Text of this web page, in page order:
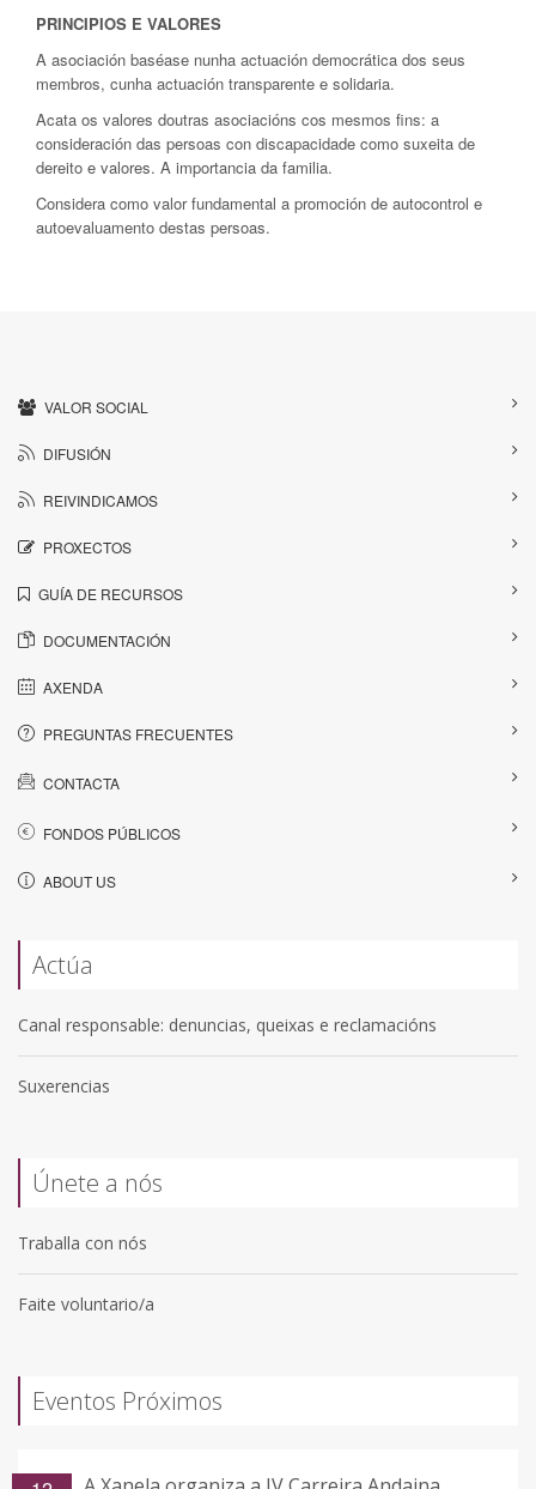
PRINCIPIOS E VALORES
A asociación baséase nunha actuación democrática dos seus
membros, cunha actuación transparente e solidaria.
Acata os valores doutras asociacións cos mesmos fins: a
consideración das persoas con discapacidade como suxeita de
dereito e valores. A importancia da familia.
Considera como valor fundamental a promoción de autocontrol e
autoevaluamento destas persoas.
VALOR SOCIAL
DIFUSIÓN
REIVINDICAMOS
PROXECTOS
GUÍA DE RECURSOS
DOCUMENTACIÓN
AXENDA
PREGUNTAS FRECUENTES
CONTACTA
FONDOS PÚBLICOS
ABOUT US
Actúa
Canal responsable: denuncias, queixas e reclamacións
Suxerencias
Únete a nós
Traballa con nós
Faite voluntario/a
Eventos Próximos